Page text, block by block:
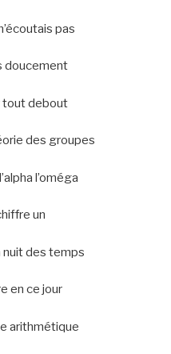
pas
doucement
tout debout
des groupes
l’oméga
un
nuit des temps
en ce jour
arithmétique